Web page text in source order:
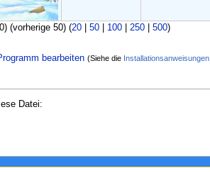
(vorherige 50) (20| 50| 100| 250| 500)
bearbeiten (Siehe die Installationsanweisungen
Datei: